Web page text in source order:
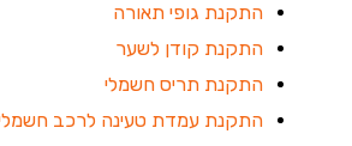
התקנת גופי תאורה
התקנת קודן לשער
התקנת תריס חשמלי
התקנת עמדת טעינה לרכב חשמלי